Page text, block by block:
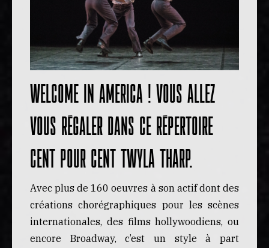
Welcome in America ! Vous allez
vous régaler dans ce répertoire
cent pour cent Twyla Tharp.
Avec plus de 160 oeuvres à son actif dont des
créations chorégraphiques pour les scènes
internationales, des films hollywoodiens, ou
encore Broadway, c’est un style à part